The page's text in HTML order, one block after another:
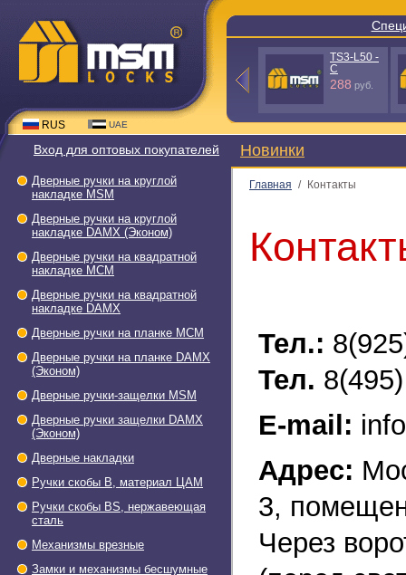
RUS UAE
TS3-L50 -
C
288 руб.
Вход для оптовых покупателей
Дверные ручки на круглой
накладке МSМ
Дверные ручки на круглой
накладке DAMX (Эконом)
Дверные ручки на квадратной
накладке МСМ
Дверные ручки на квадратной
накладке DAMX
Дверные ручки на планке МСМ
Дверные ручки на планке DAMX
(Эконом)
Дверные ручки-защелки МSМ
Дверные ручки защелки DAMX
(Эконом)
Дверные накладки
Ручки скобы В, материал ЦАМ
Ручки скобы BS, нержавеющая
сталь
Механизмы врезные
Замки и механизмы бесшумные
Новинки
Главная / Контакты
Тел.:
Тел.
E-mail:
Адрес:
3,
Через